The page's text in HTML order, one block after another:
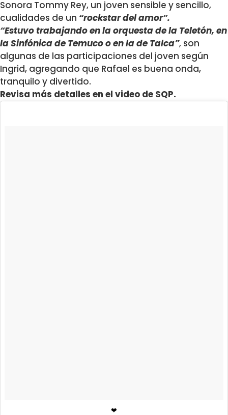
Sonora Tommy Rey, un joven sensible y sencillo,
cualidades de un “rockstar del amor”.
“Estuvo trabajando en la orquesta de la Teletón, en
la Sinfónica de Temuco o en la de Talca”, son
algunas de las participaciones del joven según
Ingrid, agregando que Rafael es buena onda,
tranquilo y divertido.
Revisa más detalles en el video de SQP.
❤